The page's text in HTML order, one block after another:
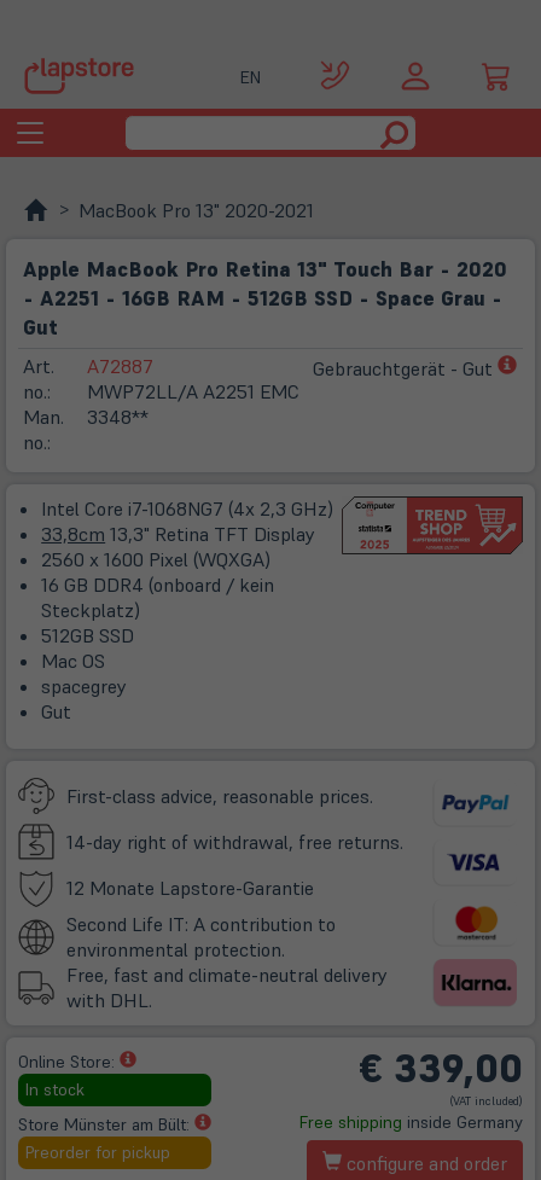
EN
Toggle
navigation
MacBook Pro 13" 2020-2021
Apple MacBook Pro Retina 13" Touch Bar - 2020
- A2251 - 16GB RAM - 512GB SSD - Space Grau -
Gut
Art.
no.:
Man.
no.:
A72887
MWP72LL/A A2251 EMC
3348**
Gebrauchtgerät - Gut
Intel Core i7-1068NG7 (4x 2,3 GHz)
33,8cm 13,3" Retina TFT Display
2560 x 1600 Pixel (WQXGA)
16 GB DDR4 (onboard / kein
Steckplatz)
512GB SSD
Mac OS
spacegrey
Gut
First-class advice, reasonable prices.
14-day right of withdrawal, free returns.
12 Monate Lapstore-Garantie
neuem
Tab)
Second Life IT: A contribution to
environmental protection.
Free, fast and climate-neutral delivery
with DHL.
Online Store:
(öffnet
neuem
Tab)
In stock
Store Münster am Bült:
(öffnet
in
neuem
Preorder for pickup
€ 339,00
(VAT included)
Free shipping inside Germany
configure and order